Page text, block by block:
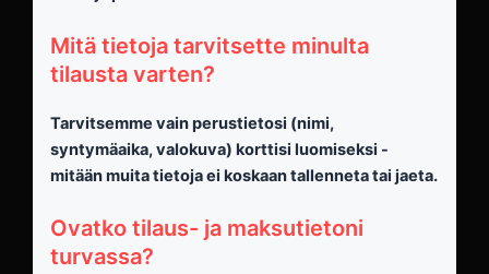
Mitä tietoja tarvitsette minulta
tilausta varten?
Tarvitsemme vain perustietosi (nimi,
syntymäaika, valokuva) korttisi luomiseksi -
mitään muita tietoja ei koskaan tallenneta tai jaeta.
Ovatko tilaus- ja maksutietoni
turvassa?